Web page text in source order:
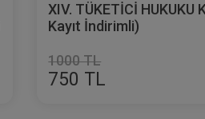
XIV. TÜKETİCİ HUKUKU
Kayıt İndirimli)
1000 TL
750 TL